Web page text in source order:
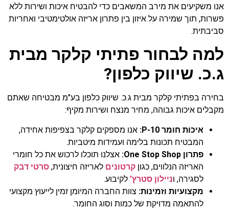
אנו משקיעים את מירב המשאבים כדי להבטיח איכות ושירות ללא
פשרות, תוך שמירה על איזון בין פתרון אריזה אולטימטיבי ואחריות
סביבתית.
למה לבחור פתיתי קלקר מבית
ג.כ. שיווק כלפון?
בחירה בפתיתי קלקר מבית ג.כ. שיווק כלפון בע"מ מבטיחה שאתם
מקבלים איכות גבוהה, מחיר מנצח ושירות מקיף:
איכות חומר P-10:
אנו מספקים קלקר בצפיפות אחידה,
המבטיח תכונות בלימה ועמידות מיטביות.
פתרון One Stop Shop:
אצלנו תוכלו לרכוש את כל חומרי
האריזה הנלווים, כגון קרטונים לאריזה חיצונית, סרטי דבק
לסגירה, וניילון סטרץ' לקיבוע.
מקצועיות וזמינות: צוות החברה המיומן זמין לייעוץ מקצועי
להתאמה מדויקת של כמות וסוג החומר.